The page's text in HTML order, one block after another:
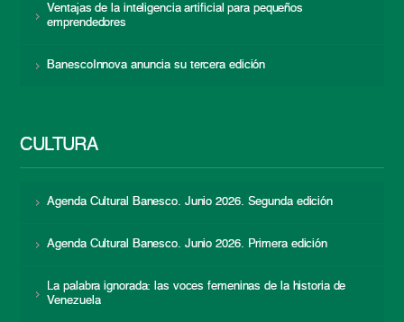
Ventajas de la inteligencia artificial para pequeños
emprendedores
BanescoInnova anuncia su tercera edición
CULTURA
Agenda Cultural Banesco. Junio 2026. Segunda edición
Agenda Cultural Banesco. Junio 2026. Primera edición
La palabra ignorada: las voces femeninas de la historia de
Venezuela